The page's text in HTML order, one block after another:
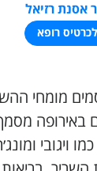
אסנת רזיאל
לכרטיס רופא
מומחי
באירופה
ויגובי